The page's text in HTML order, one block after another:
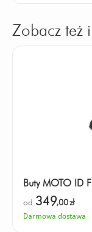
Zobacz też
Buty MOTO ID
od 349,00zł
Darmowa dostawa